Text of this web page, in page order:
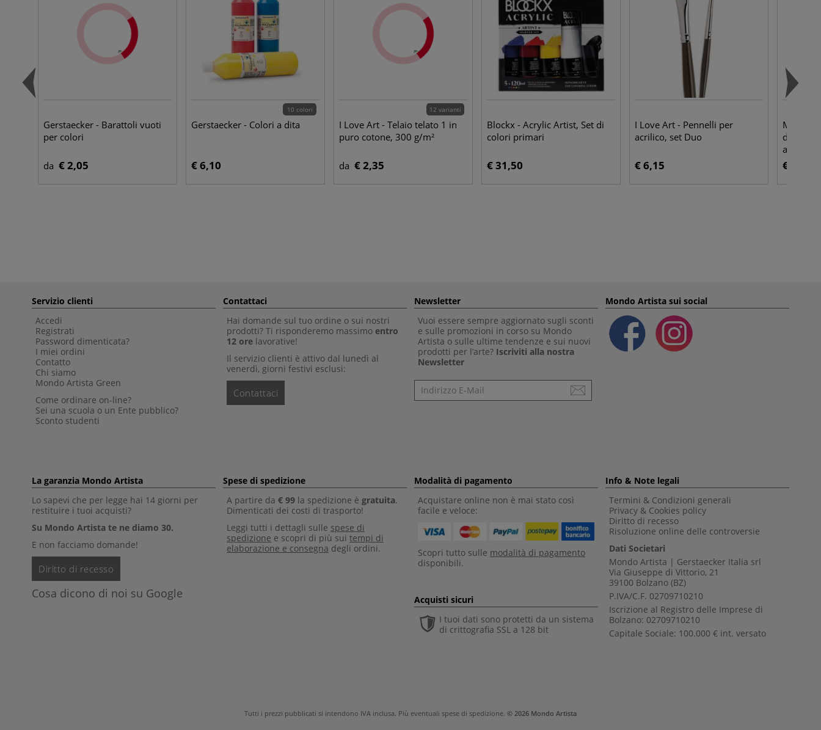
Gerstaecker - Barattoli vuoti
per colori
da € 2,05
10 colori
Gerstaecker - Colori a dita
€ 6,10
12 varianti
I Love Art - Telaio telato 1 in
puro cotone, 300 g/m²
da € 2,35
Blockx - Acrylic Artist, Set di
colori primari
€ 31,50
I Love Art - Pennelli per
acrilico, set Duo
€ 6,15
Marabu
di
anni
€ 11,70
Servizio clienti
Accedi
Registrati
Password dimenticata?
I miei ordini
Contatto
Chi siamo
Mondo Artista Green
Come ordinare on-line?
Sei una scuola o un Ente pubblico?
Sconto studenti
Contattaci
Hai domande sul tuo ordine o sui nostri
prodotti? Ti risponderemo massimo entro
12 ore lavorative!
Il servizio clienti è attivo dal lunedì al
venerdì, giorni festivi esclusi:
Contattaci
Newsletter
Vuoi essere sempre aggiornato sugli sconti
e sulle promozioni in corso su Mondo
Artista o sulle ultime tendenze e sui nuovi
prodotti per l’arte? Iscriviti alla nostra
Newsletter
Newsletter
Mondo Artista sui social
La garanzia Mondo Artista
Lo sapevi che per legge hai 14 giorni per
restituire i tuoi acquisti?
Su Mondo Artista te ne diamo 30.
E non facciamo domande!
Diritto di recesso
Cosa dicono di noi su Google
Spese di spedizione
A partire da € 99 la spedizione è gratuita.
Dimenticati dei costi di trasporto!
Leggi tutti i dettagli sulle spese di
spedizione e scopri di più sui tempi di
elaborazione e consegna degli ordini.
Modalità di pagamento
Acquistare online non è mai stato così
facile e veloce:
Scopri tutto sulle modalità di pagamento
disponibili.
Info & Note legali
Termini & Condizioni generali
Privacy & Cookies policy
Diritto di recesso
Risoluzione online delle controversie
Dati Societari
Mondo Artista | Gerstaecker Italia srl
Via Giuseppe di Vittorio, 21
39100 Bolzano (BZ)
P.IVA/C.F. 02709710210
Iscrizione al Registro delle Imprese di
Bolzano: 02709710210
Capitale Sociale: 100.000 € int. versato
Acquisti sicuri
I tuoi dati sono protetti da un sistema
di crittografia SSL a 128 bit
Tutti i prezzi pubblicati si intendono IVA inclusa. Più eventuali spese di spedizione. © 2026 Mondo Artista